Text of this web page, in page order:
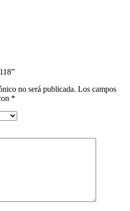
no será publicada. Los campos
*